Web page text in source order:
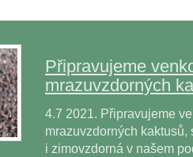
Připravujeme
mrazuvzdorných
4.7 2021. Připravujeme
mrazuvzdorných
i zimovzdorná v našem